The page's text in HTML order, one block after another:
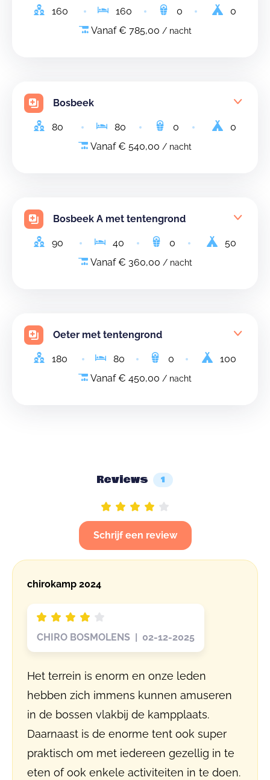
160 160 0
0
Vanaf € 785,00 / nacht
Bosbeek
80 80 0
0
Vanaf € 540,00 / nacht
Bosbeek A met tentengrond
90 40 0
50
Vanaf € 360,00 / nacht
Oeter met tentengrond
180 80 0
100
Vanaf € 450,00 / nacht
Reviews 1
Schrijf een review
chirokamp 2024
CHIRO BOSMOLENS | 02-12-2025
Het terrein is enorm en onze leden
hebben zich immens kunnen amuseren
in de bossen vlakbij de kampplaats.
Daarnaast is de enorme tent ook super
praktisch om met iedereen gezellig in te
eten of ook enkele activiteiten in te doen.